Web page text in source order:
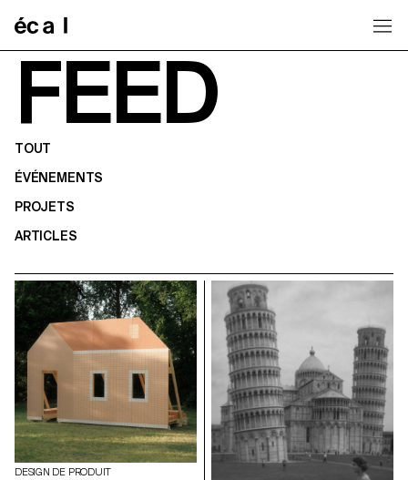
FEED
TOUT
ÉVÉNEMENTS
PROJETS
ARTICLES
DESIGN DE PRODUIT